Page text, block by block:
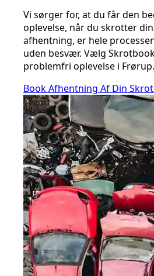
Vi sørger for, at du får den
oplevelse, når du skrotter
afhentning, er hele
uden besvær. Vælg
problemfri oplevelse i Frørup.
Book Afhentning Af Din